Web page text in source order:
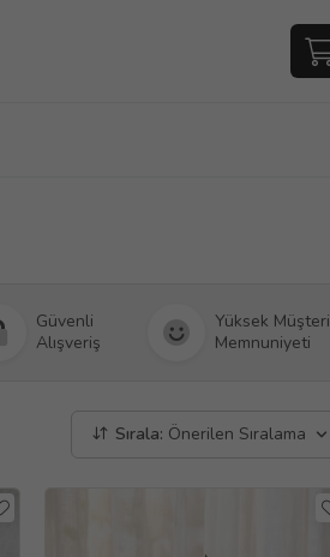
Güvenli
Alışveriş
Yüksek Müşteri
Memnuniyeti
Sırala: Önerilen Sıralama